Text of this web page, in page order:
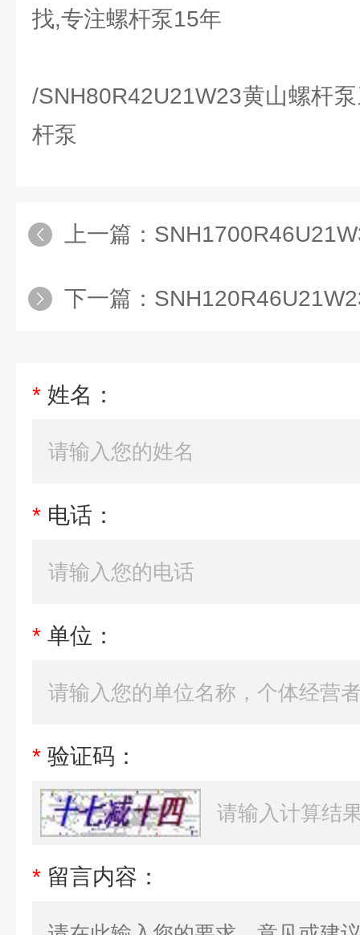
找,专注螺杆泵15年
/SNH80R42U21W23黄山螺杆
杆泵
上一篇： SNH1700R46U21W3
下一篇： SNH120R46U21W23黄
* 姓名：
* 电话：
* 单位：
* 验证码：
* 留言内容：